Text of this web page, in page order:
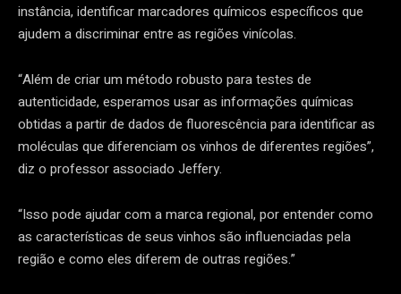
instância, identificar marcadores químicos específicos que
ajudem a discriminar entre as regiões vinícolas.
“Além de criar um método robusto para testes de
autenticidade, esperamos usar as informações químicas
obtidas a partir de dados de fluorescência para identificar as
moléculas que diferenciam os vinhos de diferentes regiões”,
diz o professor associado Jeffery.
“Isso pode ajudar com a marca regional, por entender como
as características de seus vinhos são influenciadas pela
região e como eles diferem de outras regiões.”